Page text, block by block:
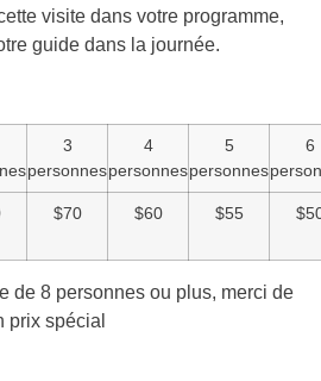
visite dans votre programme,
guide dans la journée.
3
personnes
4
personnes
5
personnes
6
$70 $60 $55
de 8 personnes ou plus, merci de
prix spécial